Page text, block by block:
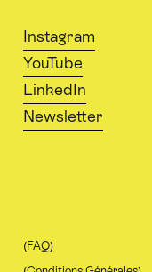
Instagram
YouTube
LinkedIn
Newsletter
(FAQ)